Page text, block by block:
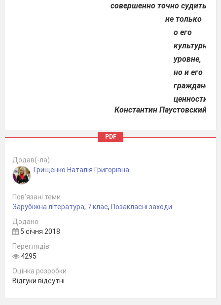
совершенно точно судить
не только
о его
культурном
уровне,
но и его
ценности".
Константин Паустовский
https://www.youtube.com/watch?v=dNSbnxh1aNo
1. Изучив биографию В.И. Даля, вы узнаете, что
PDF
Додав(-ла)
Грищенко Наталія Григорівна
Пов’язані теми
Зарубіжна література, 7 клас, Позакласні заходи
Додано
5 січня 2018
Переглядів
4295
Оцінка розробки
Відгуки відсутні